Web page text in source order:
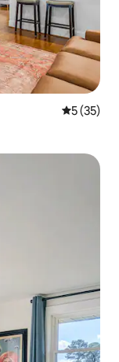
5 (35)